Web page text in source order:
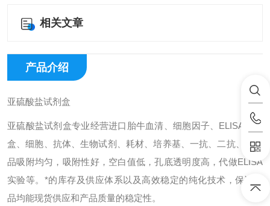
相关文章
产品介绍
亚硫酸盐试剂盒
亚硫酸盐试剂盒专业经营进口胎牛血清、细胞因子、ELISA试剂
盒、细胞、抗体、生物试剂、耗材、培养基、一抗、二抗、其产
品吸附均匀，吸附性好，空白值低，孔底透明度高，代做ELISA
实验等。*的库存及供应体系以及高效稳定的纯化技术，保证产
品均能现货供应和产品质量的稳定性。